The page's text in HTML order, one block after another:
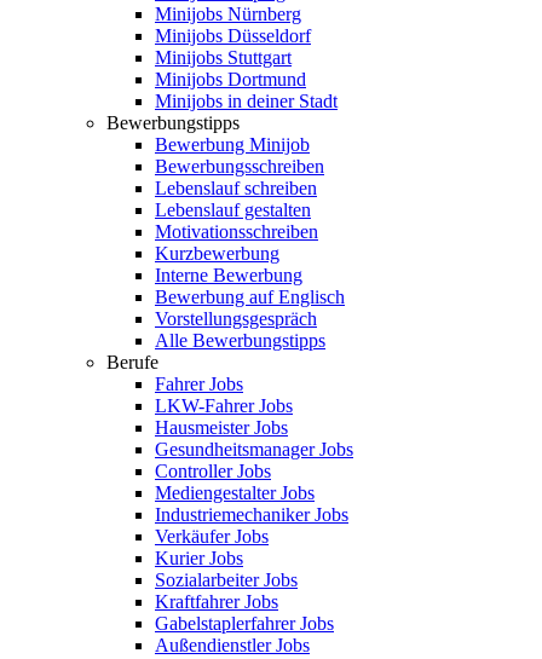
Minijobs Nürnberg
Minijobs Düsseldorf
Minijobs Stuttgart
Minijobs Dortmund
Minijobs in deiner Stadt
Bewerbungstipps
Bewerbung Minijob
Bewerbungsschreiben
Lebenslauf schreiben
Lebenslauf gestalten
Motivationsschreiben
Kurzbewerbung
Interne Bewerbung
Bewerbung auf Englisch
Vorstellungsgespräch
Alle Bewerbungstipps
Berufe
Fahrer Jobs
LKW-Fahrer Jobs
Hausmeister Jobs
Gesundheitsmanager Jobs
Controller Jobs
Mediengestalter Jobs
Industriemechaniker Jobs
Verkäufer Jobs
Kurier Jobs
Sozialarbeiter Jobs
Kraftfahrer Jobs
Gabelstaplerfahrer Jobs
Außendienstler Jobs